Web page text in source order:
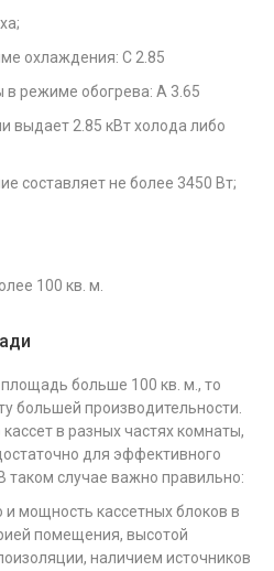
охлаждения: С 2.85
режиме обогрева: A 3.65
выдает 2.85 кВт холода либо
составляет не более 3450 Вт;
100 кв. м.
больше 100 кв. м., то
большей производительности.
в разных частях комнаты,
для эффективного
таком случае важно правильно:
и мощность кассетных блоков в
помещения, высотой
наличием источников